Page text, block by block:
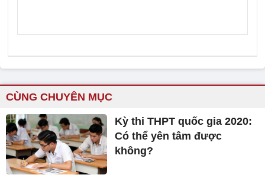
CÙNG CHUYÊN MỤC
Kỳ thi THPT quốc gia 2020:
Có thể yên tâm được
không?